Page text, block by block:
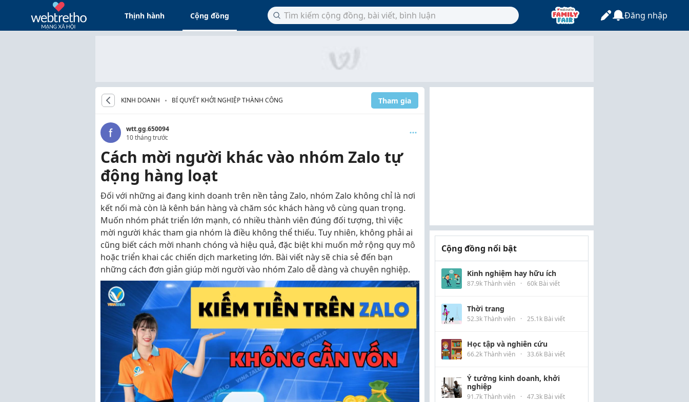
Thịnh hành Cộng đồng Đăng nhập
KINH DOANH BÍ QUYẾT KHỞI NGHIỆP THÀNH CÔNG Tham gia
wtt.gg.650094
10 tháng trước
Cách mời người khác vào nhóm Zalo tự
động hàng loạt
Đối với những ai đang kinh doanh trên nền tảng Zalo, nhóm Zalo không chỉ là nơi
kết nối mà còn là kênh bán hàng và chăm sóc khách hàng vô cùng quan trọng.
Muốn nhóm phát triển lớn mạnh, có nhiều thành viên đúng đối tượng, thì việc
mời người khác tham gia nhóm là điều không thể thiếu. Tuy nhiên, không phải ai
cũng biết cách mời nhanh chóng và hiệu quả, đặc biệt khi muốn mở rộng quy mô
hoặc triển khai các chiến dịch marketing lớn. Bài viết này sẽ chia sẻ đến bạn
những cách đơn giản giúp mời người vào nhóm Zalo dễ dàng và chuyên nghiệp.
Cộng đồng nổi bật
Kinh nghiệm hay hữu ích
87.9k Thành viên · 60k Bài viết
Thời trang
52.3k Thành viên · 25.1k Bài viết
Học tập và nghiên cứu
66.2k Thành viên · 33.6k Bài viết
Ý tưởng kinh doanh, khởi
nghiệp
91.7k Thành viên · 47.3k Bài viết